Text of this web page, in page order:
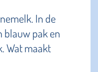
In de
blauw pak en
Wat maakt